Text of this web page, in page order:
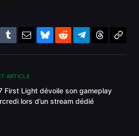
TumblrEmailBlueskyRedditTelegram
ARTICLE
First Light dévoile son gameplay
lors d’un stream dédié